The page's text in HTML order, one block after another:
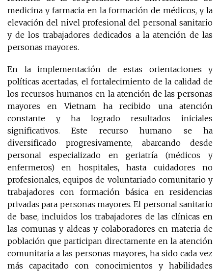
medicina y farmacia en la formación de médicos, y la
elevación del nivel profesional del personal sanitario
y de los trabajadores dedicados a la atención de las
personas mayores.
En la implementación de estas orientaciones y
políticas acertadas, el fortalecimiento de la calidad de
los recursos humanos en la atención de las personas
mayores en Vietnam ha recibido una atención
constante y ha logrado resultados iniciales
significativos. Este recurso humano se ha
diversificado progresivamente, abarcando desde
personal especializado en geriatría (médicos y
enfermeros) en hospitales, hasta cuidadores no
profesionales, equipos de voluntariado comunitario y
trabajadores con formación básica en residencias
privadas para personas mayores. El personal sanitario
de base, incluidos los trabajadores de las clínicas en
las comunas y aldeas y colaboradores en materia de
población que participan directamente en la atención
comunitaria a las personas mayores, ha sido cada vez
más capacitado con conocimientos y habilidades